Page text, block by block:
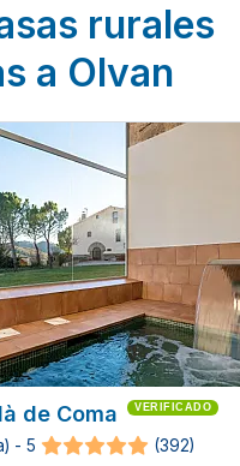
rurales
a Olvan
de Coma VERIFICADO
- 5
(392)